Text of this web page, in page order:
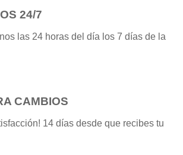
24/7
las 24 horas del día los 7 días de la
CAMBIOS
14 días desde que recibes tu